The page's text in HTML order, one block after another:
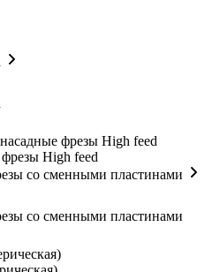
фрезы High feed
High feed
со сменными пластинами
со сменными пластинами